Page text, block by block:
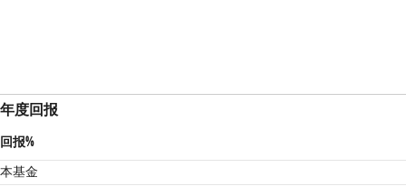
年度回报
回报%
本基金